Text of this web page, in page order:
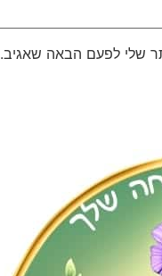
שלי לפעם הבאה שאגיב.